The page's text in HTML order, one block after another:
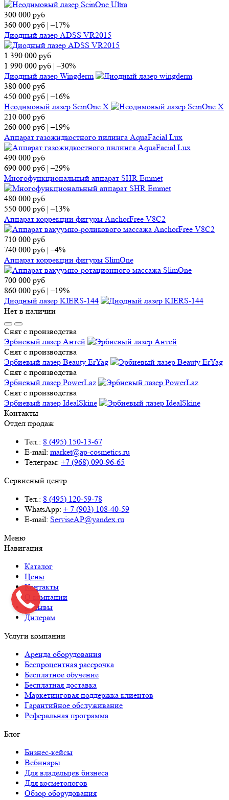
300 000 руб
360 000 руб |–17%
Диодный лазер ADSS VR2015
1 390 000 руб
1 990 000 руб |–30%
Диодный лазер Wingderm
380 000 руб
450 000 руб |–16%
Неодимовый лазер ScinOne X
210 000 руб
260 000 руб |–19%
Аппарат газожидкостного пилинга AquaFacial Lux
490 000 руб
690 000 руб |–29%
Многофункциональный аппарат SHR Emmet
480 000 руб
550 000 руб |–13%
Аппарат коррекции фигуры AnchorFree V8C2
710 000 руб
740 000 руб |–4%
Аппарат коррекции фигуры SlimOne
700 000 руб
860 000 руб |–19%
Диодный лазер KIERS-144
Нет в наличии
Снят с производства
Эрбиевый лазер Антей
Снят с производства
Эрбиевый лазер Beauty ErYag
Снят с производства
Эрбиевый лазер PowerLaz
Снят с производства
Эрбиевый лазер IdealSkine
Контакты
Отдел продаж
Тел.: 8 (495) 150-13-67
E-mail: market@ap-cosmetics.ru
Телеграм: +7 (968) 090-96-65
Сервисный центр
Тел.: 8 (495) 120-59-78
WhatsApp: + 7 (903) 108-40-59
E-mail: ServiseAP@yandex.ru
Меню
Навигация
Каталог
Цены
Контакты
О компании
Отзывы
Дилерам
Услуги компании
Аренда оборудования
Беспроцентная рассрочка
Бесплатное обучение
Бесплатная доставка
Маркетинговая поддержка клиентов
Гарантийное обслуживание
Реферальная программа
Блог
Бизнес-кейсы
Вебинары
Для владельцев бизнеса
Для косметологов
Обзор оборудования